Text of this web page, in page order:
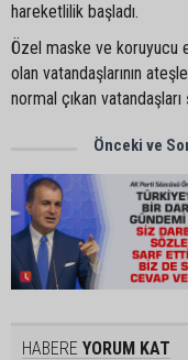
hareketlilik başladı.
Özel maske ve koruyucu
olan vatandaşlarının
normal çıkan
Önceki ve
HABERE YORUM KAT